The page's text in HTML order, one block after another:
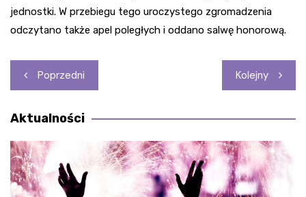
jednostki. W przebiegu tego uroczystego zgromadzenia
odczytano także apel poległych i oddano salwę honorową.
Nawigacja
wpisu
Poprzedni Kolejny
Aktualności